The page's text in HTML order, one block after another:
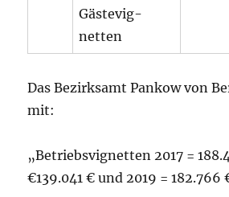
Gästevig-
netten
Das Bezirksamt Pankow von
mit:
„Betriebsvignetten 2017 =
€139.041 € und 2019 =